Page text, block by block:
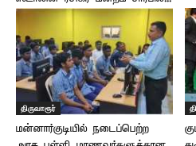
திருவாரூர்
மன்னார்குடியில் நடைப்பெற்ற